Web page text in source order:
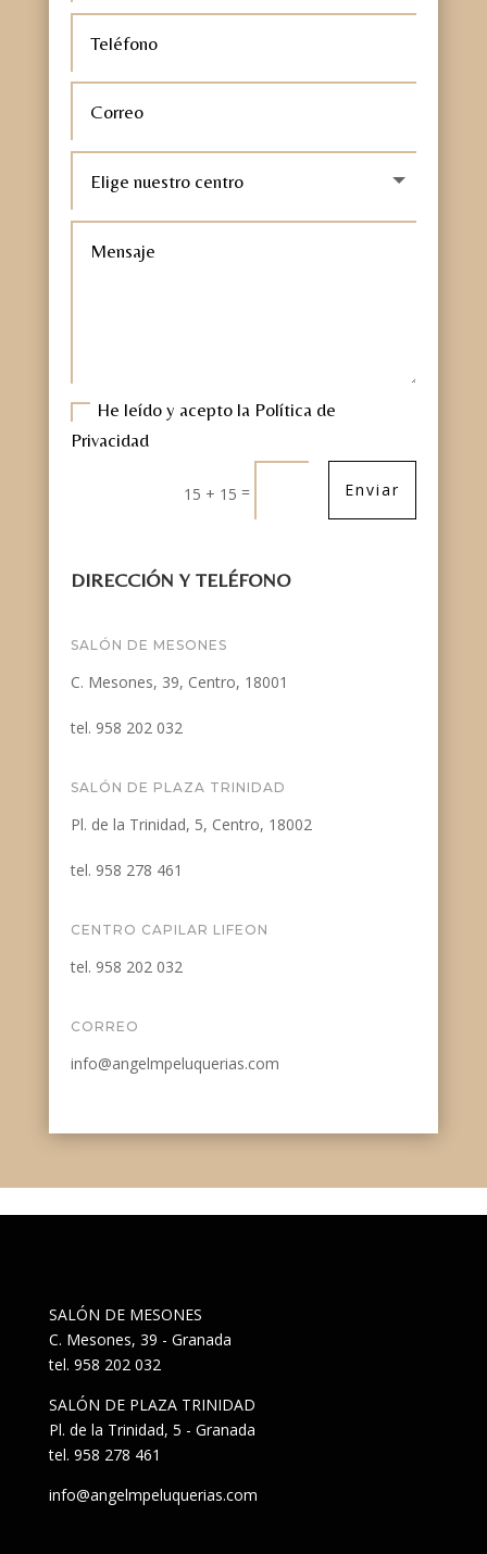
He leído y acepto la Política de
Privacidad
15 + 15 = Enviar
DIRECCIÓN Y TELÉFONO
SALÓN DE MESONES
C. Mesones, 39, Centro, 18001
tel. 958 202 032
SALÓN DE PLAZA TRINIDAD
Pl. de la Trinidad, 5, Centro, 18002
tel. 958 278 461
CENTRO CAPILAR LIFEON
tel. 958 202 032
CORREO
info@angelmpeluquerias.com
SALÓN DE MESONES
C. Mesones, 39 - Granada
tel. 958 202 032
SALÓN DE PLAZA TRINIDAD
Pl. de la Trinidad, 5 - Granada
tel. 958 278 461
info@angelmpeluquerias.com